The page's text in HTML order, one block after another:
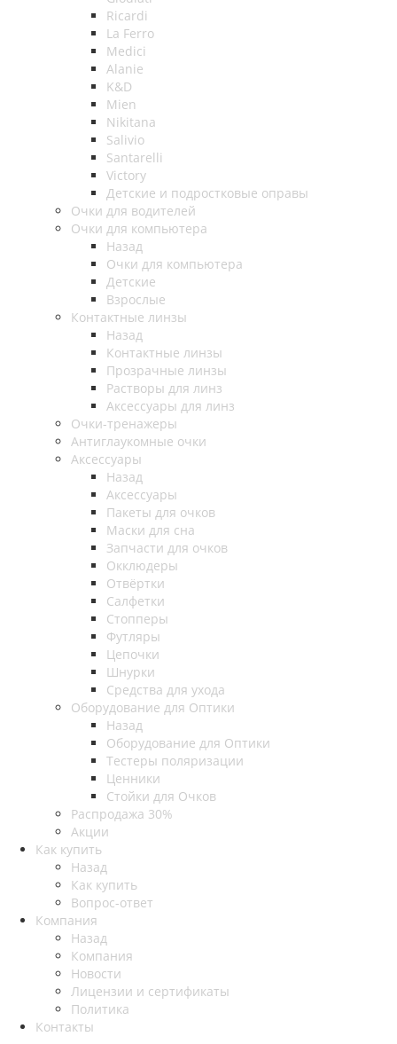
Ricardi
La Ferro
Medici
Alanie
K&D
Mien
Nikitana
Salivio
Santarelli
Victory
Детские и подростковые оправы
Очки для водителей
Очки для компьютера
Назад
Очки для компьютера
Детские
Взрослые
Контактные линзы
Назад
Контактные линзы
Прозрачные линзы
Растворы для линз
Аксессуары для линз
Очки-тренажеры
Антиглаукомные очки
Аксессуары
Назад
Аксессуары
Пакеты для очков
Маски для сна
Запчасти для очков
Окклюдеры
Отвёртки
Салфетки
Стопперы
Футляры
Цепочки
Шнурки
Средства для ухода
Оборудование для Оптики
Назад
Оборудование для Оптики
Тестеры поляризации
Ценники
Стойки для Очков
Распродажа 30%
Акции
Как купить
Назад
Как купить
Вопрос-ответ
Компания
Назад
Компания
Новости
Лицензии и сертификаты
Политика
Контакты